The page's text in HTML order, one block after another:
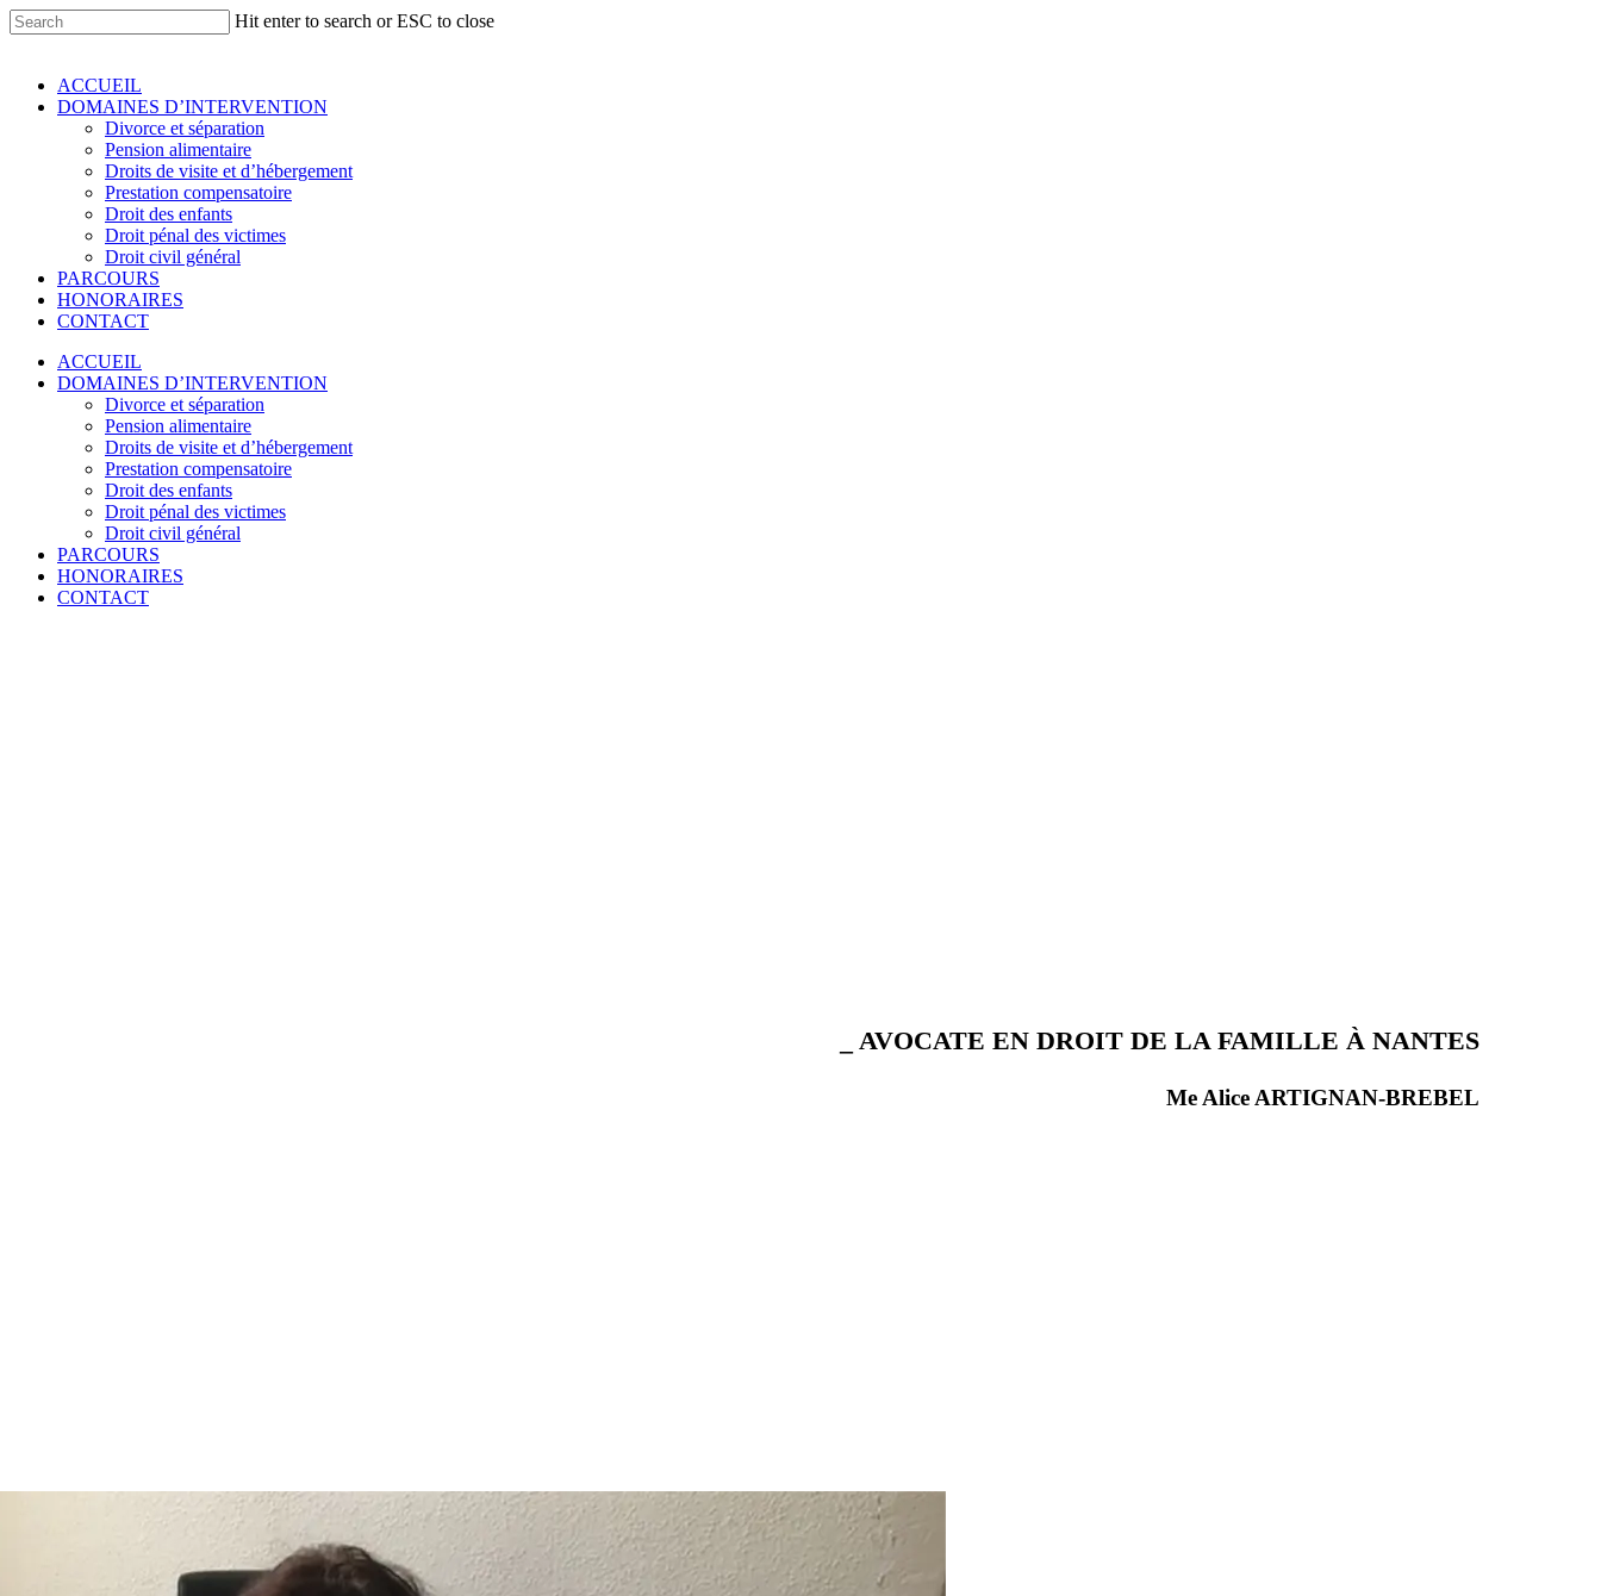
Skip
to
content
Hit enter to search or ESC to close
Menu
ACCUEIL
DOMAINES D’INTERVENTION
Divorce et séparation
Pension alimentaire
Droits de visite et d’hébergement
Prestation compensatoire
Droit des enfants
Droit pénal des victimes
Droit civil général
PARCOURS
HONORAIRES
CONTACT
ACCUEIL
DOMAINES D’INTERVENTION
Divorce et séparation
Pension alimentaire
Droits de visite et d’hébergement
Prestation compensatoire
Droit des enfants
Droit pénal des victimes
Droit civil général
PARCOURS
HONORAIRES
CONTACT
_ AVOCATE EN DROIT DE LA FAMILLE À NANTES
Me Alice ARTIGNAN-BREBEL